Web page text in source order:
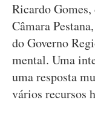
Ricardo Gomes,
Câmara
do Governo
mental. Uma
uma resposta
vários recursos